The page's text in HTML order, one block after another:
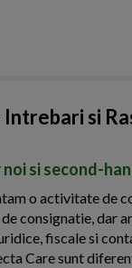
si
si second-
o activitate de
consignatie, dar
fiscale si
Care sunt